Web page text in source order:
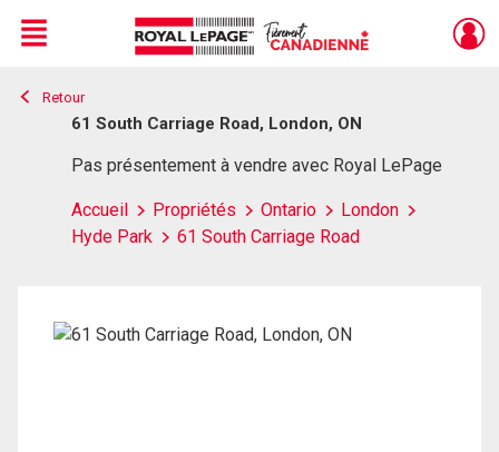
Live
En Direct
Menu
Retour
61 South Carriage Road, London, ON
Pas présentement à vendre avec Royal LePage
Accueil Propriétés Ontario
London
Hyde Park
61 South Carriage Road